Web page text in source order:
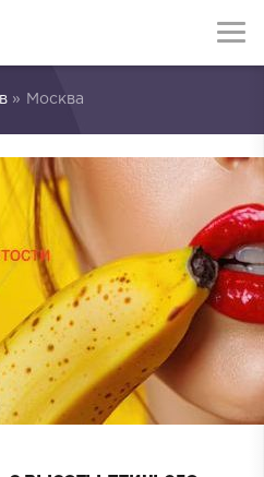
» Москва